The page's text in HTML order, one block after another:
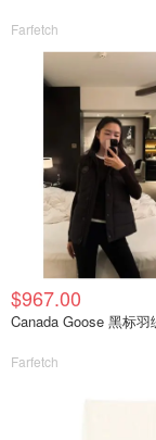
Farfetch
$967.00
Canada Goose 黑标羽
Farfetch